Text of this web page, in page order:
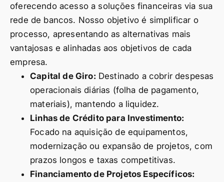
oferecendo acesso a soluções financeiras via sua
rede de bancos. Nosso objetivo é simplificar o
processo, apresentando as alternativas mais
vantajosas e alinhadas aos objetivos de cada
empresa.
Capital de Giro: Destinado a cobrir despesas
operacionais diárias (folha de pagamento,
materiais), mantendo a liquidez.
Linhas de Crédito para Investimento:
Focado na aquisição de equipamentos,
modernização ou expansão de projetos, com
prazos longos e taxas competitivas.
Financiamento de Projetos Específicos: